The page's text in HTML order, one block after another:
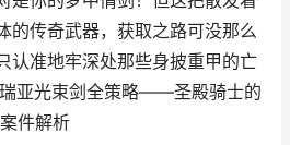
的传奇武器，获取之路可没那么
准地牢深处那些身披重甲的亡
亚光束剑全策略——圣殿骑士的
件解析